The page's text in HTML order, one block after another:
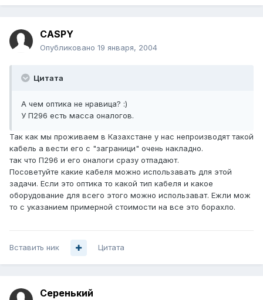
CASPY
Опубликовано 19 января, 2004
Цитата
А чем оптика не нравица? :)
У П296 есть масса оналогов.
Так как мы проживаем в Казахстане у нас непроизводят такой
кабель а вести его с "заграници" очень накладно.
так что П296 и его оналоги сразу отпадают.
Посоветуйте какие кабеля можно использавать для этой
задачи. Если это оптика то какой тип кабеля и какое
оборудование для всего этого можно использават. Ежли мож
то с указанием примерной стоимости на все это борахло.
Вставить ник Цитата
Серенький